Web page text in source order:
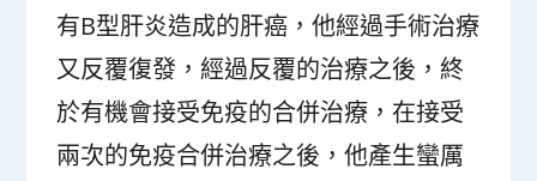
有B型肝炎造成的肝癌，他經過手術治療
又反覆復發，經過反覆的治療之後，終
於有機會接受免疫的合併治療，在接受
兩次的免疫合併治療之後，他產生蠻厲